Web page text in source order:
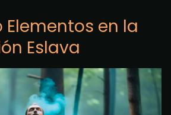
Elementos en la
Eslava